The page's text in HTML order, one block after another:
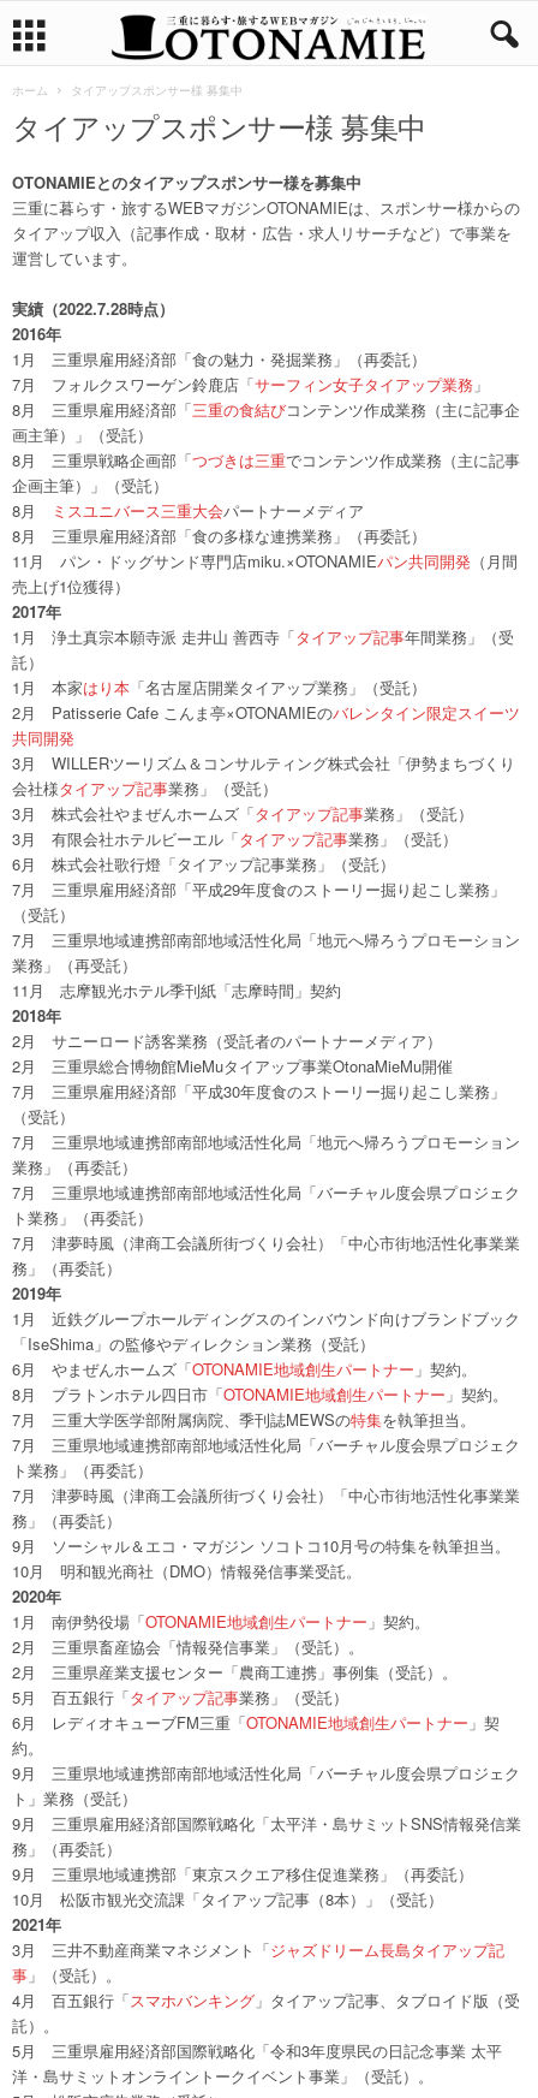
ホーム タイアップスポンサー様 募集中
タイアップスポンサー様 募集中
OTONAMIEとのタイアップスポンサー様を募集中
三重に暮らす・旅するWEBマガジンOTONAMIEは、スポンサー様からの
タイアップ収入（記事作成・取材・広告・求人リサーチなど）で事業を
運営しています。
実績（2022.7.28時点）
2016年
1月 三重県雇用経済部「食の魅力・発掘業務」（再委託）
7月 フォルクスワーゲン鈴鹿店「サーフィン女子タイアップ業務 」
8月 三重県雇用経済部「三重の食結びコンテンツ作成業務（主に記事企
画主筆）」（受託）
8月 三重県戦略企画部「つづきは三重でコンテンツ作成業務（主に記事
企画主筆）」（受託）
8月
ミスユニバース三重大会パートナーメディア
8月 三重県雇用経済部「食の多様な連携業務」（再委託）
11月 パン・ドッグサンド専門店miku.×OTONAMIEパン共同開発 （月間
売上げ1位獲得）
2017年
1月 浄土真宗本願寺派 走井山 善西寺「タイアップ記事年間業務」（受
託）
1月 本家はり本 「名古屋店開業タイアップ業務」（受託）
2月 Patisserie Cafe こんま亭×OTONAMIEのバレンタイン限定スイーツ
共同開発
3月 WILLERツーリズム＆コンサルティング株式会社「伊勢まちづくり
会社様タイアップ記事業務」（受託）
3月 株式会社やまぜんホームズ「タイアップ記事業務」（受託）
3月 有限会社ホテルビーエル「タイアップ記事業務」（受託）
6月 株式会社歌行燈「タイアップ記事業務」（受託）
7月 三重県雇用経済部「平成29年度食のストーリー掘り起こし業務」
（受託）
7月 三重県地域連携部南部地域活性化局「地元へ帰ろうプロモーション
業務」（再受託）
11月 志摩観光ホテル季刊紙「志摩時間」契約
2018年
2月 サニーロード誘客業務（受託者のパートナーメディア）
2月 三重県総合博物館MieMuタイアップ事業OtonaMieMu開催
7月 三重県雇用経済部「平成30年度食のストーリー掘り起こし業務」
（受託）
7月 三重県地域連携部南部地域活性化局「地元へ帰ろうプロモーション
業務」（再委託）
7月 三重県地域連携部南部地域活性化局「バーチャル度会県プロジェク
ト業務」（再委託）
7月 津夢時風（津商工会議所街づくり会社）「中心市街地活性化事業業
務」（再委託）
2019年
1月 近鉄グループホールディングスのインバウンド向けブランドブック
「IseShima」の監修やディレクション業務（受託）
6月 やまぜんホームズ「OTONAMIE地域創生パートナー 」契約。
8月 プラトンホテル四日市「OTONAMIE地域創生パートナー 」契約。
7月 三重大学医学部附属病院、季刊誌MEWSの特集を執筆担当。
7月 三重県地域連携部南部地域活性化局「バーチャル度会県プロジェク
ト業務」（再委託）
7月 津夢時風（津商工会議所街づくり会社）「中心市街地活性化事業業
務」（再委託）
9月 ソーシャル＆エコ・マガジン ソコトコ10月号の特集を執筆担当。
10月 明和観光商社（DMO）情報発信事業受託。
2020年
1月 南伊勢役場「OTONAMIE地域創生パートナー 」契約。
2月 三重県畜産協会「情報発信事業」（受託）。
2月 三重県産業支援センター「農商工連携」事例集（受託）。
5月 百五銀行「タイアップ記事業務」（受託）
6月 レディオキューブFM三重「OTONAMIE地域創生パートナー 」契
約。
9月 三重県地域連携部南部地域活性化局「バーチャル度会県プロジェク
ト」業務（受託）
9月 三重県雇用経済部国際戦略化「太平洋・島サミットSNS情報発信業
務」（再委託）
9月 三重県地域連携部「東京スクエア移住促進業務」（再委託）
10月 松阪市観光交流課「タイアップ記事（8本）」（受託）
2021年
3月 三井不動産商業マネジメント「ジャズドリーム長島タイアップ記
事 」（受託）。
4月 百五銀行「スマホバンキング 」タイアップ記事、タブロイド版（受
託）。
5月 三重県雇用経済部国際戦略化「令和3年度県民の日記念事業 太平
洋・島サミットオンライントークイベント事業」（受託）。